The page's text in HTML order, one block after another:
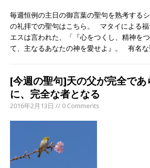
毎週恒例の主日の御言葉の聖句を熟考する
の礼拝での聖句はこちら。 マタイによる
エスは言われた、「『心をつくし、精神を
て、主なるあなたの神を愛せよ』。 有名な
[今週の聖句]天の父が完全であ
に、完全な者となる
2016年2月13日 // 0 Comments